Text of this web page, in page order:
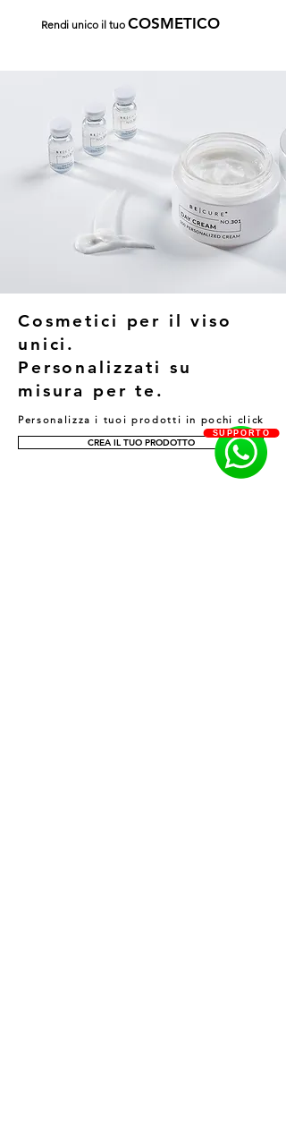
Rendi unico il tuo COSMETICO
Cosmetici per il viso
unici.
Personalizzati su
misura per te.
Personalizza i tuoi prodotti in pochi click
CREA IL TUO PRODOTTO
SUPPORTO